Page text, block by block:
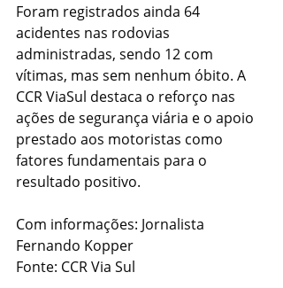
Foram registrados ainda 64
acidentes nas rodovias
administradas, sendo 12 com
vítimas, mas sem nenhum óbito. A
CCR ViaSul destaca o reforço nas
ações de segurança viária e o apoio
prestado aos motoristas como
fatores fundamentais para o
resultado positivo.
Com informações: Jornalista
Fernando Kopper
Fonte: CCR Via Sul